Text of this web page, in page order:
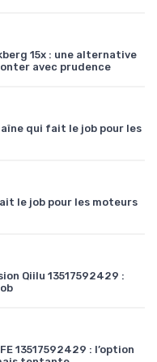
15x : une alternative
avec prudence
qui fait le job pour les
le job pour les moteurs
Qiilu 13517592429 :
13517592429 : l’option